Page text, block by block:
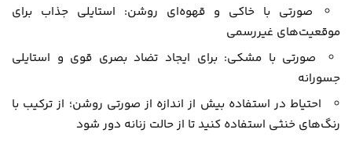
صورتی با خاکی و قهوه‌ای روشن: استایلی جذاب برای
موقعیت‌های غیررسمی
صورتی با مشکی: برای ایجاد تضاد بصری قوی و استایلی
جسورانه
احتیاط در استفاده بیش از اندازه از صورتی روشن؛ از ترکیب با
رنگ‌های خنثی استفاده کنید تا از حالت زنانه دور شود